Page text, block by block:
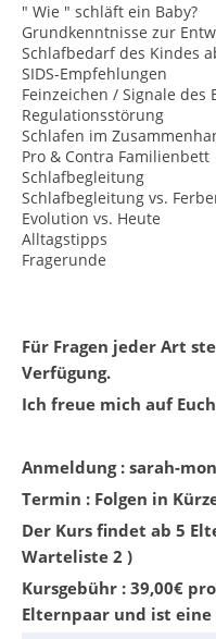
" Wie " schläft ein Baby?
Grundkenntnisse zur
Schlafbedarf des Kindes
SIDS-Empfehlungen
Feinzeichen / Signale des
Regulationsstörung
Schlafen im
Pro & Contra Familienbett
Schlafbegleitung
Schlafbegleitung vs.
Evolution vs. Heute
Alltagstipps
Fragerunde
Für Fragen jeder Art
Verfügung.
Ich freue mich auf
Anmeldung : sarah-
Termin : Folgen in
Der Kurs findet ab 5
Warteliste 2 )
Kursgebühr : 39,00€
Elternpaar und ist